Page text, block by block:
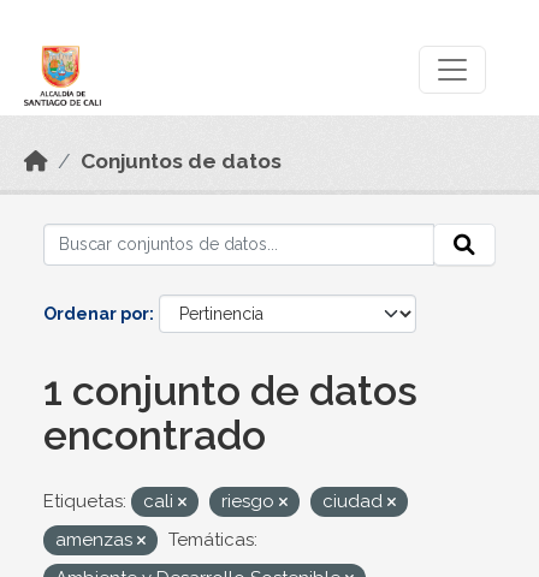
Conjuntos de datos
Ordenar por
1 conjunto de datos
encontrado
Etiquetas: cali riesgo
ciudad
amenzas
Temáticas: